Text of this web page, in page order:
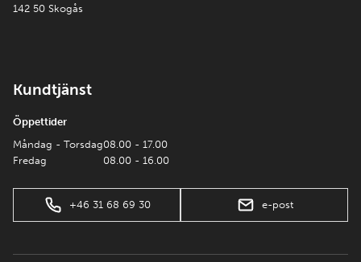
142 50 Skogås
Kundtjänst
Öppettider
Måndag - Torsdag
Fredag
08.00 - 17.00
08.00 - 16.00
+46 31 68 69 30 e-post